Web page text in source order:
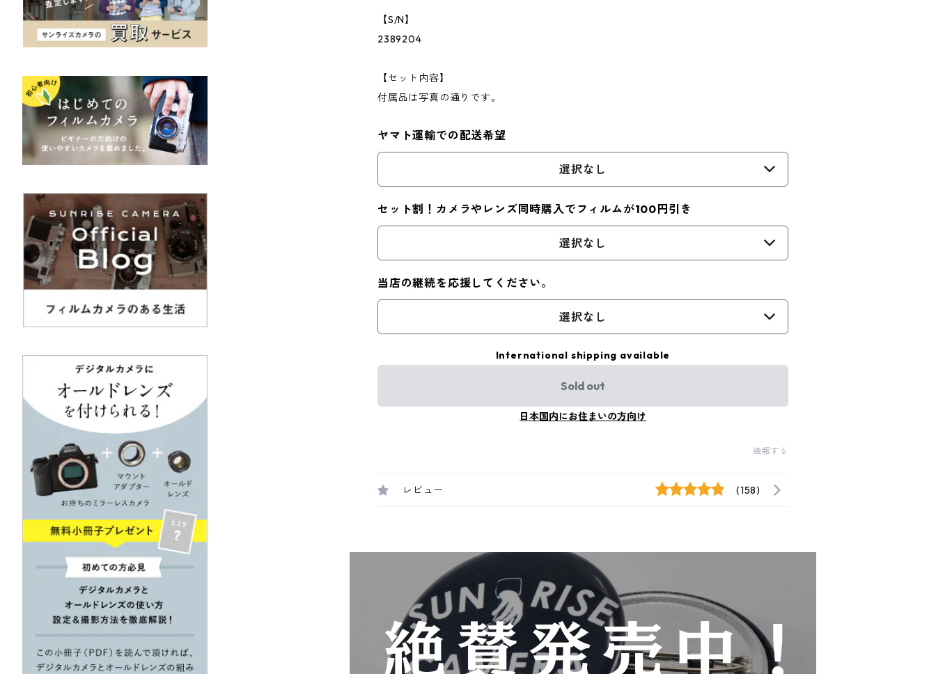
【S/N】
2389204
【セット内容】
付属品は写真の通りです。
ヤマト運輸での配送希望
選択なし
セット割！カメラやレンズ同時購入でフィルムが100円引き
選択なし
当店の継続を応援してください。
選択なし
International shipping available
Sold out
日本国内にお住まいの方向け
通報する
レビュー (158)
TAMRON（タムロン）
K&F（ケーアンドエフ）
その他